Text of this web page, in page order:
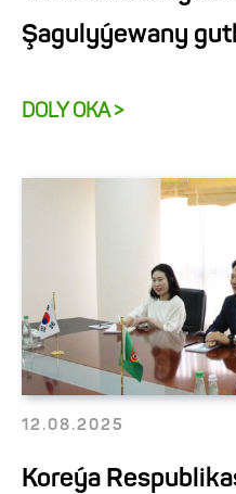
Şagulyýewany
DOLY OKA >
12.08.2025
Koreýa